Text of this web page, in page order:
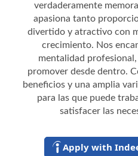
verdaderamente
apasiona tanto
divertido y atractivo con
crecimiento. Nos
mentalidad
promover desde dentro.
beneficios y una amplia
para las que puede
satisfacer las
Apply with